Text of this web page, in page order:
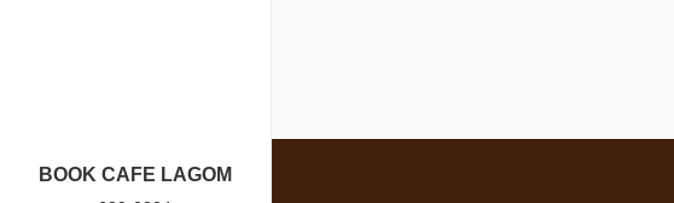
BOOK CAFE LAGOM